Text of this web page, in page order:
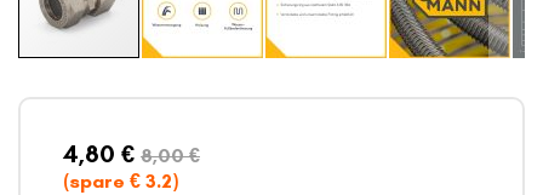
Anfang
Bildergalerie
springen4,80 € 8,00 €
(spare € 3.2)